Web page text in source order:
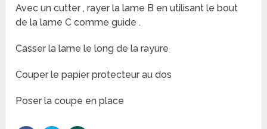
Avec un cutter , rayer la lame B en utilisant le bout
de la lame C comme guide .
Casser la lame le long de la rayure
Couper le papier protecteur au dos
Poser la coupe en place